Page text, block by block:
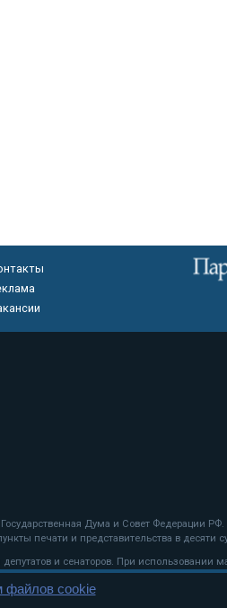
Дума и Совет Федерации
печати и представительства в десяти
и сенаторов. При использовании
файлов cookie